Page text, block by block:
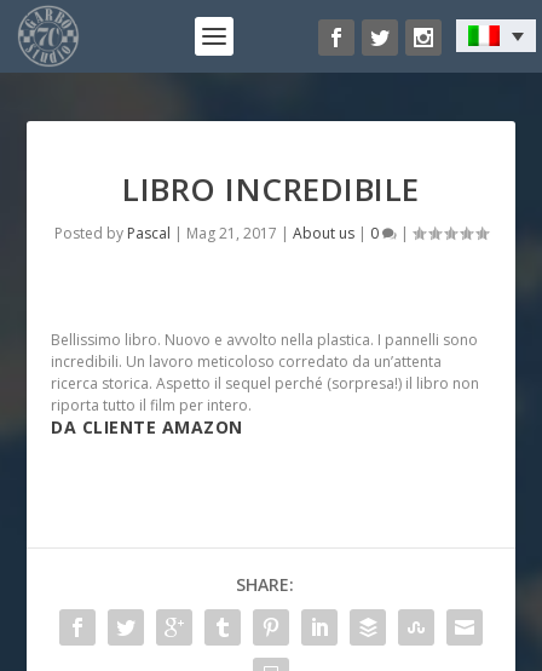
LIBRO INCREDIBILE
Posted by Pascal | Mag 21, 2017 | About us | 0 |
Bellissimo libro. Nuovo e avvolto nella plastica. I pannelli sono
incredibili. Un lavoro meticoloso corredato da un’attenta
ricerca storica. Aspetto il sequel perché (sorpresa!) il libro non
riporta tutto il film per intero.
DA CLIENTE AMAZON
SHARE: